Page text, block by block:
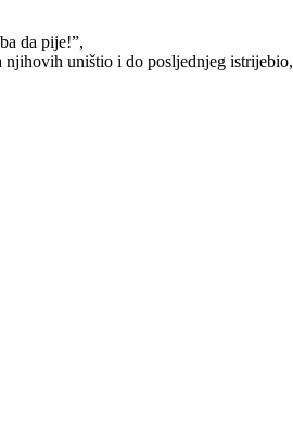
da pije!”,
uništio i do posljednjeg istrijebio,